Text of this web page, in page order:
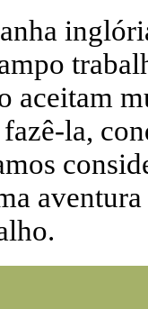
aceitam
la,